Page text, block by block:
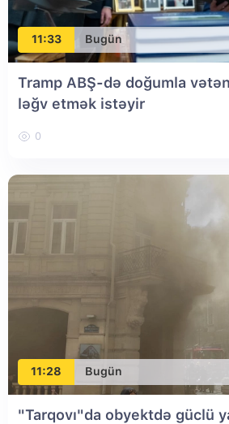
11:33 Bugün
Tramp ABŞ-də doğumla
ləğv etmək istəyir
0
11:28 Bugün
"Tarqovı"da obyektdə güclü